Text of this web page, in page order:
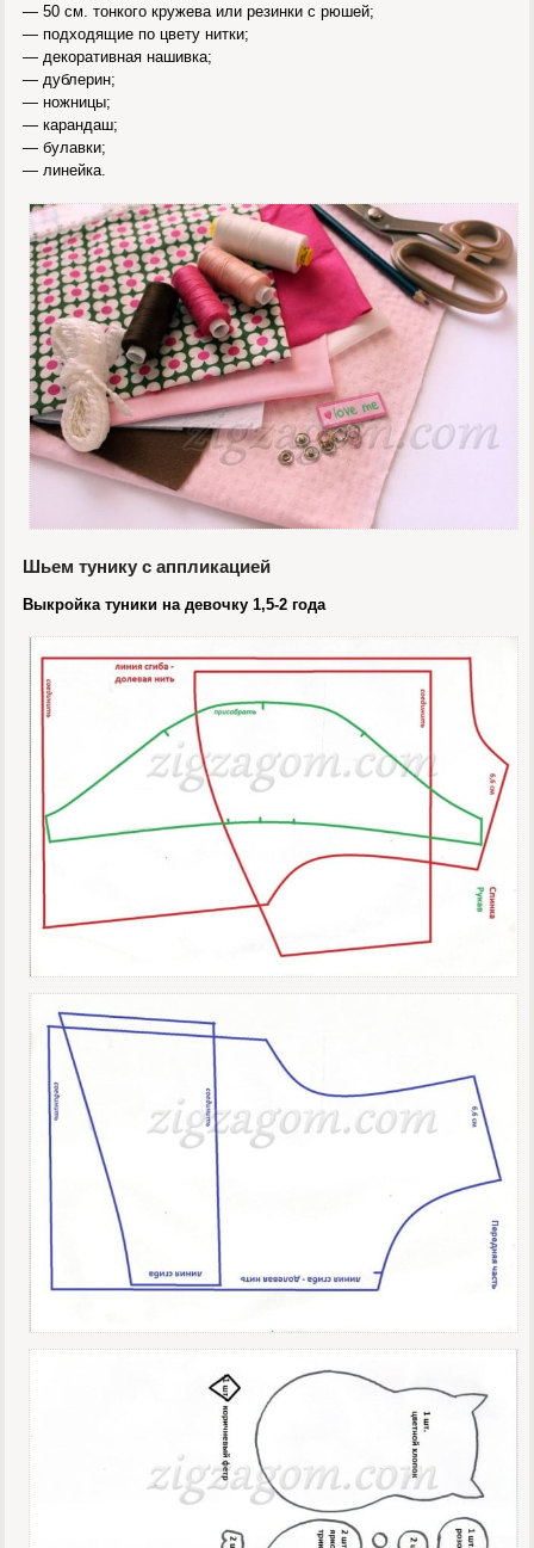
— 50 см. тонкого кружева или резинки с рюшей;
— подходящие по цвету нитки;
— декоративная нашивка;
— дублерин;
— ножницы;
— карандаш;
— булавки;
— линейка.
Шьем тунику с аппликацией
Выкройка туники на девочку 1,5-2 года